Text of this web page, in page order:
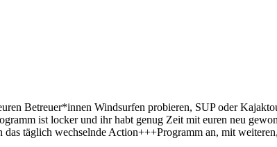
Betreuer*innen Windsurfen probieren, SUP oder
ist locker und ihr habt genug Zeit mit euren neu
täglich wechselnde Action+++Programm an, mit